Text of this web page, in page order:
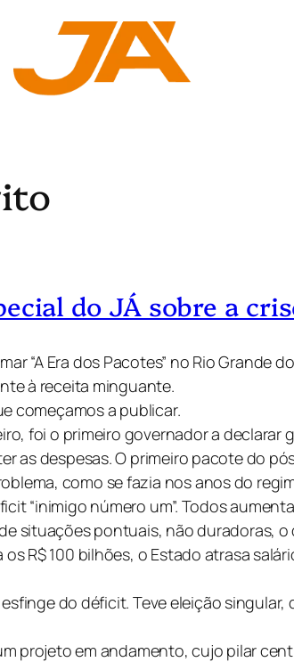
do JÁ sobre a
“A Era dos Pacotes” no Rio Grande
à receita minguante.
começamos a publicar.
foi o primeiro governador a
as despesas. O primeiro pacote do
como se fazia nos anos do
“inimigo número um”. Todos
situações pontuais, não duradoras,
R$ 100 bilhões, o Estado atrasa
do déficit. Teve eleição singular,
projeto em andamento, cujo pilar